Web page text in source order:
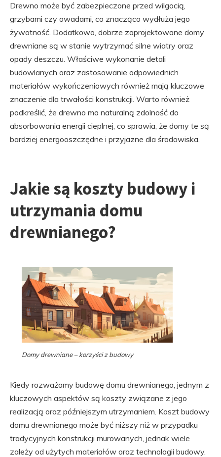
Drewno może być zabezpieczone przed wilgocią,
grzybami czy owadami, co znacząco wydłuża jego
żywotność. Dodatkowo, dobrze zaprojektowane domy
drewniane są w stanie wytrzymać silne wiatry oraz
opady deszczu. Właściwe wykonanie detali
budowlanych oraz zastosowanie odpowiednich
materiałów wykończeniowych również mają kluczowe
znaczenie dla trwałości konstrukcji. Warto również
podkreślić, że drewno ma naturalną zdolność do
absorbowania energii cieplnej, co sprawia, że domy te są
bardziej energooszczędne i przyjazne dla środowiska.
Jakie są koszty budowy i
utrzymania domu
drewnianego?
Domy drewniane – korzyści z budowy
Kiedy rozważamy budowę domu drewnianego, jednym z
kluczowych aspektów są koszty związane z jego
realizacją oraz późniejszym utrzymaniem. Koszt budowy
domu drewnianego może być niższy niż w przypadku
tradycyjnych konstrukcji murowanych, jednak wiele
zależy od użytych materiałów oraz technologii budowy.